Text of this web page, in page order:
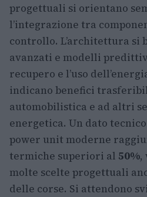
progettuali si orientano
l’integrazione tra
controllo. L’architettura si
avanzati e modelli
recupero e l’uso
indicano benefici
automobilistica e ad altri
energetica. Un dato
power unit moderne
termiche superiori al 50%,
molte scelte progettuali
delle corse. Si attendono